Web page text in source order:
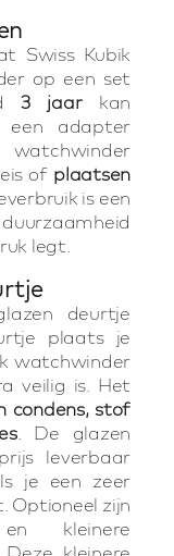
Swiss Kubik
op een set
3 jaarkan
een adapter
of plaatsen
is een
legt.
deurtje
plaats je
watchwinder
veilig is. Het
condens, stof
. De glazen
leverbaar
je een zeer
Optioneel zijn
kleinere